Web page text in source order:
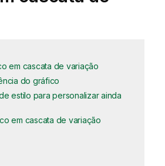
em cascata de variação
do gráfico
estilo para personalizar ainda
em cascata de variação